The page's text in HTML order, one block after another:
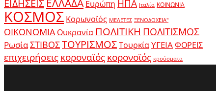
ΕΙΔΗΣΕΙΣ ΕΛΛΑΔΑ Ευρώπη ΗΠΑ Ιταλία ΚΟΙΝΩΝΙΑ
ΚΟΣΜΟΣ Κορωνοϊός ΜΕΛΕΤΕΣ ΞΕΝΟΔΟΧΕΙΑ"
ΟΙΚΟΝΟΜΙΑ Ουκρανία ΠΟΛΙΤΙΚΗ ΠΟΛΙΤΙΣΜΟΣ
ΡωσίαΣΤΙΒΟΣΤΟΥΡΙΣΜΟΣΤουρκίαΥΓΕΙΑΦΟΡΕΙΣ
επιχειρήσειςκοροναϊόςκορονοϊός κρούσματα